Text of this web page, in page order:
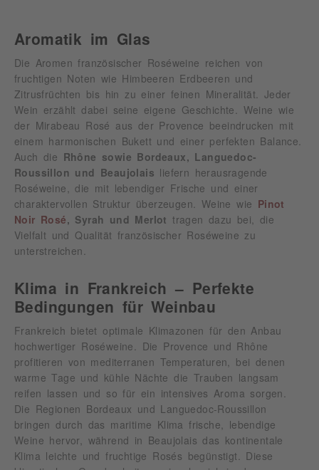
Aromatik im Glas
Die Aromen französischer Roséweine reichen von
fruchtigen Noten wie Himbeeren Erdbeeren und
Zitrusfrüchten bis hin zu einer feinen Mineralität. Jeder
Wein erzählt dabei seine eigene Geschichte. Weine wie
der Mirabeau Rosé aus der Provence beeindrucken mit
einem harmonischen Bukett und einer perfekten Balance.
Auch die Rhône sowie Bordeaux, Languedoc-
Roussillon und Beaujolais liefern herausragende
Roséweine, die mit lebendiger Frische und einer
charaktervollen Struktur überzeugen. Weine wie
Pinot
Noir Rosé
, Syrah und Merlot
tragen dazu bei, die
Vielfalt und Qualität französischer Roséweine zu
unterstreichen.
Klima in Frankreich – Perfekte
Bedingungen für Weinbau
Frankreich bietet optimale Klimazonen für den Anbau
hochwertiger Roséweine. Die Provence und Rhône
profitieren von mediterranen Temperaturen, bei denen
warme Tage und kühle Nächte die Trauben langsam
reifen lassen und so für ein intensives Aroma sorgen.
Die Regionen Bordeaux und Languedoc-Roussillon
bringen durch das maritime Klima frische, lebendige
Weine hervor, während in Beaujolais das kontinentale
Klima leichte und fruchtige Rosés begünstigt. Diese